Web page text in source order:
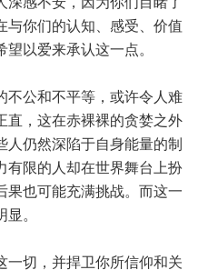
与你们的认知、感受、价值
以爱来承认这一点。
不公和不平等，或许令人难
直，这在赤裸裸的贪婪之外
人仍然深陷于自身能量的制
有限的人却在世界舞台上扮
果也可能充满挑战。而这一
。
一切，并捍卫你所信仰和关